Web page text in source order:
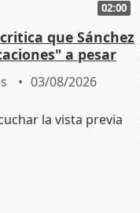
02:00
que Sánchez
a pesar
03/08/2026